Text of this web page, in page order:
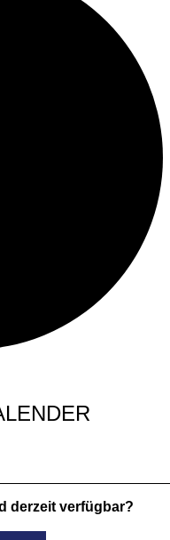
derzeit verfügbar?